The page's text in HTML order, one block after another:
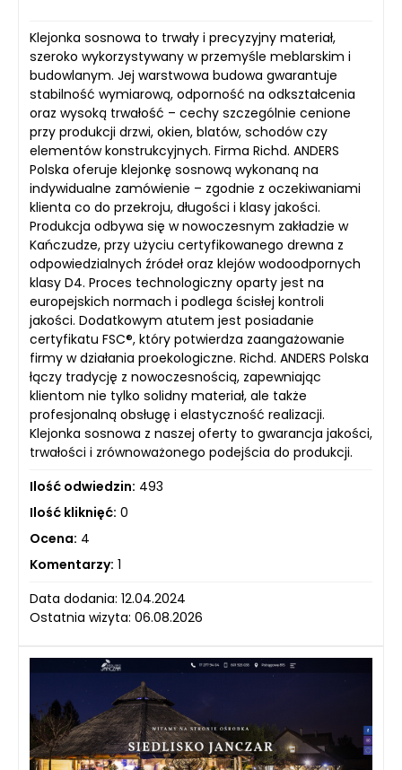
Klejonka sosnowa to trwały i precyzyjny materiał,
szeroko wykorzystywany w przemyśle meblarskim i
budowlanym. Jej warstwowa budowa gwarantuje
stabilność wymiarową, odporność na odkształcenia
oraz wysoką trwałość – cechy szczególnie cenione
przy produkcji drzwi, okien, blatów, schodów czy
elementów konstrukcyjnych. Firma Richd. ANDERS
Polska oferuje klejonkę sosnową wykonaną na
indywidualne zamówienie – zgodnie z oczekiwaniami
klienta co do przekroju, długości i klasy jakości.
Produkcja odbywa się w nowoczesnym zakładzie w
Kańczudze, przy użyciu certyfikowanego drewna z
odpowiedzialnych źródeł oraz klejów wodoodpornych
klasy D4. Proces technologiczny oparty jest na
europejskich normach i podlega ścisłej kontroli
jakości. Dodatkowym atutem jest posiadanie
certyfikatu FSC®, który potwierdza zaangażowanie
firmy w działania proekologiczne. Richd. ANDERS Polska
łączy tradycję z nowoczesnością, zapewniając
klientom nie tylko solidny materiał, ale także
profesjonalną obsługę i elastyczność realizacji.
Klejonka sosnowa z naszej oferty to gwarancja jakości,
trwałości i zrównoważonego podejścia do produkcji.
Ilość odwiedzin: 493
Ilość kliknięć: 0
Ocena: 4
Komentarzy: 1
Data dodania: 12.04.2024
Ostatnia wizyta: 06.08.2026